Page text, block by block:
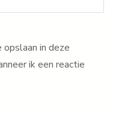
in deze
ik een reactie